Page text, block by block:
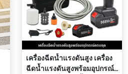
เครื่องฉีดน้ำแรงดันสูง เครื่อง
ฉีดน้ำแรงดันสูงพร้อมอุปกรณ์